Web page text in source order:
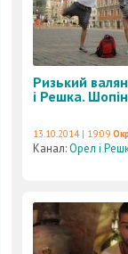
Ризький
і Решка.
13.10.2014 | 19:09
Канал:Орел і